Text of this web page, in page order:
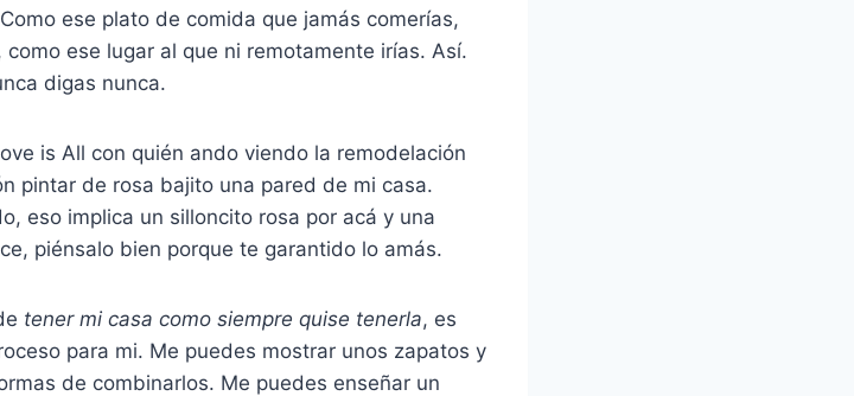
ese plato de comida que jamás comerías,
ese lugar al que ni remotamente irías. Así.
digas nunca.
is All con quién ando viendo la remodelación
pintar de rosa bajito una pared de mi casa.
eso implica un silloncito rosa por acá y una
piénsalo bien porque te garantido lo amás.
tener mi casa como siempre quise tenerla, es
para mi. Me puedes mostrar unos zapatos y
de combinarlos. Me puedes enseñar un